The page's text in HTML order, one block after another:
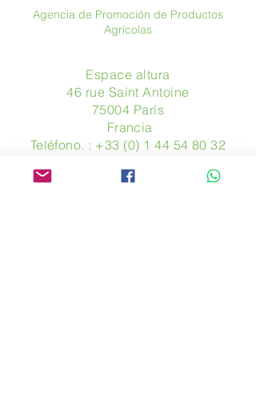
Agencia de Promoción de Productos
Agrícolas
Espace altura
46 rue Saint Antoine
75004 París
​ Francia
Teléfono. : +33 (0) 1 44 54 80 32
www.avpa.fr